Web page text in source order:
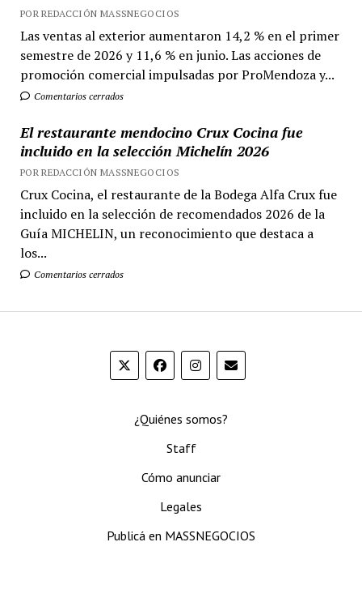
POR REDACCIÓN MASSNEGOCIOS
Las ventas al exterior aumentaron 14,2 % en el primer
semestre de 2026 y 11,6 % en junio. Las acciones de
promoción comercial impulsadas por ProMendoza y...
Comentarios cerrados
El restaurante mendocino Crux Cocina fue
incluido en la selección Michelín 2026
POR REDACCIÓN MASSNEGOCIOS
Crux Cocina, el restaurante de la Bodega Alfa Crux fue
incluido en la selección de recomendados 2026 de la
Guía MICHELIN, un reconocimiento que destaca a
los...
Comentarios cerrados
¿Quiénes somos?
Staff
Cómo anunciar
Legales
Publicá en MASSNEGOCIOS